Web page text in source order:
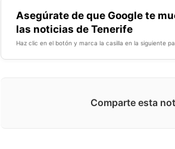
Asegúrate de que Google te
las noticias de Tenerife
Haz clic en el botón y marca la casilla en la siguiente
Comparte esta